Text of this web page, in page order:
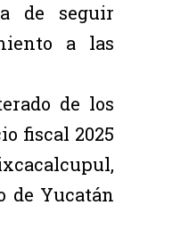
de seguir
a las
de los
fiscal 2025
de Yucatán